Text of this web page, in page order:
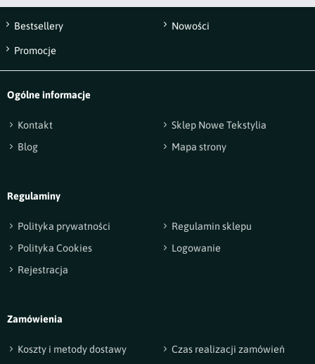
Wyślij opinię
Bestsellery Nowości
Promocje
Ogólne informacje
Kontakt
Sklep Nowe Tekstylia
Blog
Mapa strony
Regulaminy
Polityka prywatności
Regulamin sklepu
Polityka Cookies
Logowanie
Rejestracja
Zamówienia
Koszty i metody dostawy
Czas realizacji zamówień